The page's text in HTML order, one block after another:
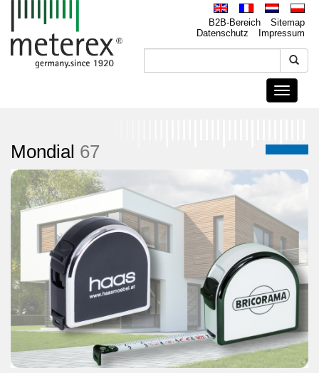
B2B-Bereich
Sitemap
Datenschutz
Impressum
Toggle
Mondial 67